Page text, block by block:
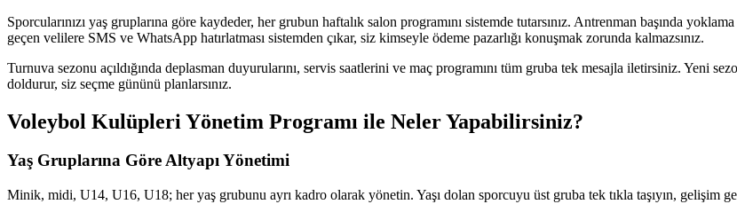
Sporcularınızı yaş gruplarına göre kaydeder, her grubun haftalık salon programını sistemde tutarsınız. Antrenman başında
geçen velilere SMS ve WhatsApp hatırlatması sistemden çıkar, siz kimseyle ödeme pazarlığı konuşmak zorunda kalmazsınız.
Turnuva sezonu açıldığında deplasman duyurularını, servis saatlerini ve maç programını tüm gruba tek mesajla iletirsiniz. Yeni
doldurur, siz seçme gününü planlarsınız.
Voleybol Kulüpleri Yönetim Programı ile Neler Yapabilirsiniz?
Yaş Gruplarına Göre Altyapı Yönetimi
Minik, midi, U14, U16, U18; her yaş grubunu ayrı kadro olarak yönetin. Yaşı dolan sporcuyu üst gruba tek tıkla taşıyın, gelişim